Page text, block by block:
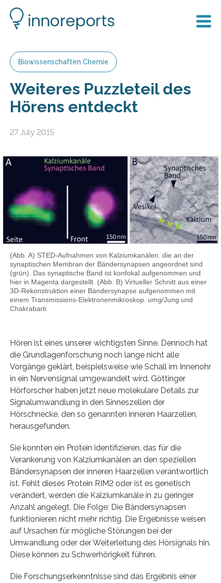
Biowissenschaften Chemie
Weiteres Puzzleteil des
Hörens entdeckt
27 July 2015
(Abb. A) STED-Aufnahmen von Kalziumkanälen. die an der
synaptischen Membran der Bändersynapsen angeordnet sind
(grün). Das synaptische Band ist konfokal aufgenommen und
hier in Magenta dargestellt. (Abb. B) Virtueller Schnitt aus einer
3D-Rekonstruktion einer Bändersynapse aufgenommen mit
einem Transmissions-Elektronenmikroskop. umg/Jung und
Chakrabarti
Hören ist eines unserer wichtigsten Sinne. Dennoch hat
die Grundlagenforschung noch lange nicht alle
Vorgänge geklärt, beispielsweise wie Schall im Innenohr
in ein Nervensignal umgewandelt wird. Göttinger
Hörforscher haben jetzt neue molekulare Details zur
Signalumwandlung in den Sinneszellen der
Hörschnecke, den so genannten inneren Haarzellen,
herausgefunden.
Sie konnten ein Protein identifizieren, das für die
Verankerung von Kalziumkanälen an den speziellen
Bändersynapsen der inneren Haarzellen verantwortlich
ist. Fehlt dieses Protein RIM2 oder ist es genetisch
verändert, werden die Kalziumkanäle in zu geringer
Anzahl angelegt. Die Folge: Die Bändersynapsen
funktionieren nicht mehr richtig. Die Ergebnisse weisen
auf Ursachen für mögliche Störungen bei der
Umwandlung oder der Weiterleitung des Hörsignals hin.
Diese können zu Schwerhörigkeit führen.
Die Forschungserkenntnisse sind das Ergebnis einer